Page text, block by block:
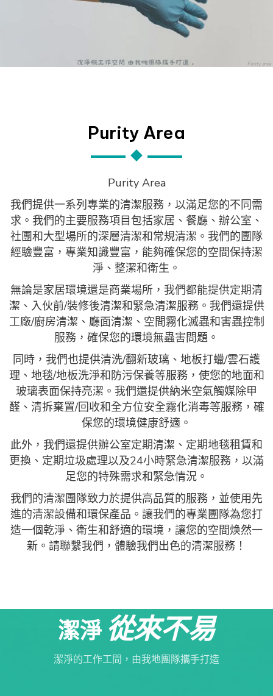
Purity Area
Purity Area
我們提供一系列專業的清潔服務，以滿足您的不同需
求。我們的主要服務項目包括家居、餐廳、辦公室、
社團和大型場所的深層清潔和常規清潔。我們的團隊
經驗豐富，專業知識豐富，能夠確保您的空間保持潔
淨、整潔和衛生。
無論是家居環境還是商業場所，我們都能提供定期清
潔、入伙前/裝修後清潔和緊急清潔服務。我們還提供
工廠/廚房清潔、廳面清潔、空間霧化滅蟲和害蟲控制
服務，確保您的環境無蟲害問題。
同時，我們也提供清洗/翻新玻璃、地板打蠟/雲石護
理、地毯/地板洗淨和防污保養等服務，使您的地面和
玻璃表面保持亮潔。我們還提供納米空氣觸媒除甲
醛、清拆棄置/回收和全方位安全霧化消毒等服務，確
保您的環境健康舒適。
此外，我們還提供辦公室定期清潔、定期地毯租賃和
更換、定期垃圾處理以及24小時緊急清潔服務，以滿
足您的特殊需求和緊急情況。
我們的清潔團隊致力於提供高品質的服務，並使用先
進的清潔設備和環保產品。讓我們的專業團隊為您打
造一個乾淨、衛生和舒適的環境，讓您的空間焕然一
新。請聯繫我們，體驗我們出色的清潔服務！
潔淨 從來不易
潔淨的工作工間，由我地團隊攜手打造